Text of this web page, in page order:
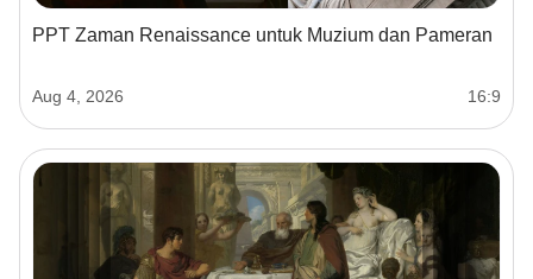
PPT Zaman Renaissance untuk Muzium dan Pameran
Aug 4, 2026 16:9